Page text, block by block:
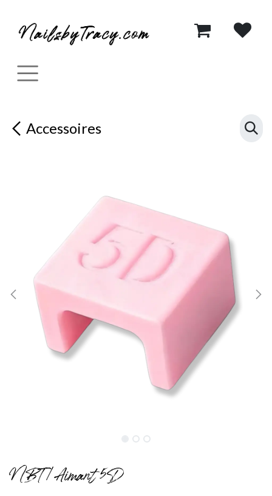
Accessoires
NBT / Aimant 5D